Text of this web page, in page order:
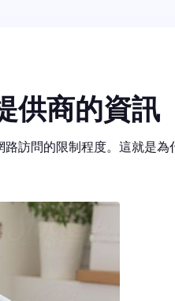
供商的資訊
訪問的限制程度。這就是